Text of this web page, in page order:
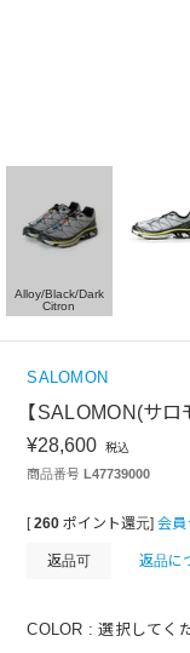
Alloy/Black/Dark
Citron
SALOMON
【SALOMON(サロ
¥28,600 税込
商品番号 L47739000
[ 260 ポイント還元] 会員
返品可 返品に
COLOR 選択してく